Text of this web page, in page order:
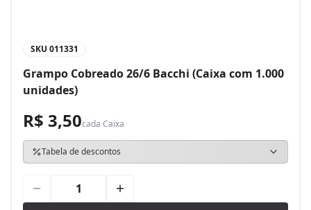
SKU 011331
Grampo Cobreado 26/6 Bacchi (Caixa com 1.000
unidades)
R$ 3,50cada Caixa
Tabela de descontos